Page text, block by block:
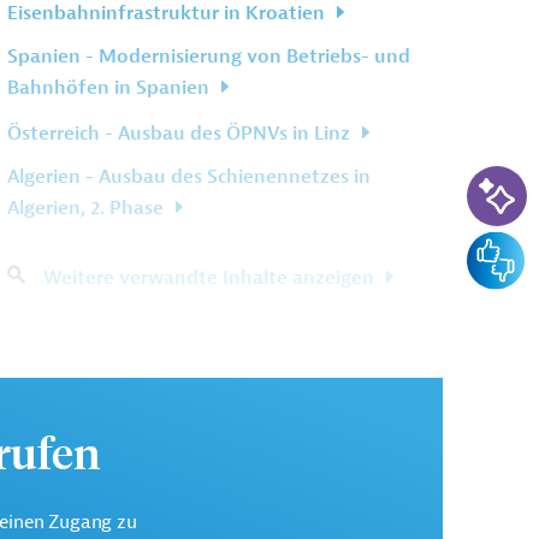
Eisenbahninfrastruktur in Kroatien
Spanien - Modernisierung von Betriebs- und
Bahnhöfen in Spanien
Österreich - Ausbau des ÖPNVs in Linz
Algerien - Ausbau des Schienennetzes in
Algerien, 2. Phase
Weitere verwandte Inhalte anzeigen
Zugang zu
KI-